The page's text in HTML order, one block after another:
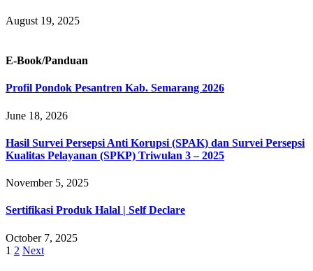
August 19, 2025
E-Book/Panduan
Profil Pondok Pesantren Kab. Semarang 2026
June 18, 2026
Hasil Survei Persepsi Anti Korupsi (SPAK) dan Survei Persepsi
Kualitas Pelayanan (SPKP) Triwulan 3 – 2025
November 5, 2025
Sertifikasi Produk Halal | Self Declare
October 7, 2025
1 2 Next